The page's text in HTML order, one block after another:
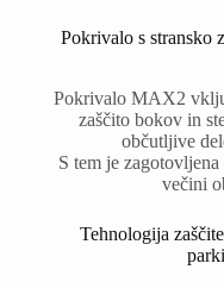
Pokrivalo s stransko
Pokrivalo MAX2
zaščito bokov in
občutljive
S tem je
večini
Tehnologija